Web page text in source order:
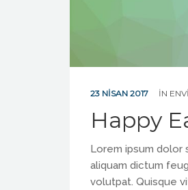
23 NISAN 2017 IN
Happy
Lorem ipsum dolor
aliquam dictum
volutpat. Quisque